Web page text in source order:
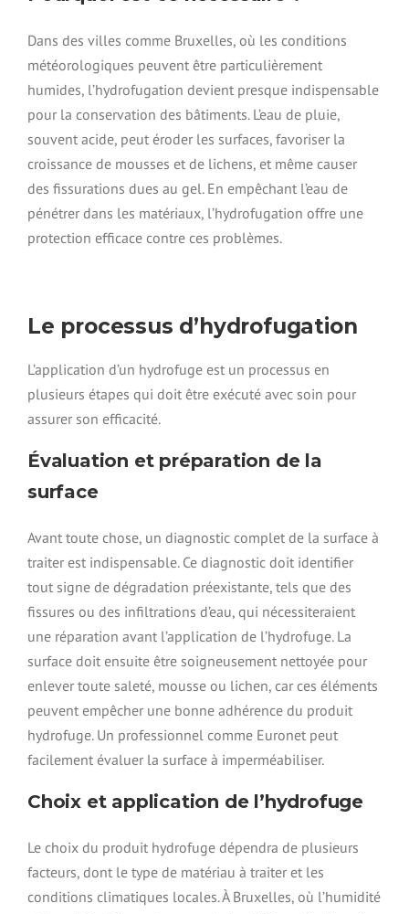
Dans des villes comme Bruxelles, où les conditions
météorologiques peuvent être particulièrement
humides, l’hydrofugation devient presque indispensable
pour la conservation des bâtiments. L’eau de pluie,
souvent acide, peut éroder les surfaces, favoriser la
croissance de mousses et de lichens, et même causer
des fissurations dues au gel. En empêchant l’eau de
pénétrer dans les matériaux, l’hydrofugation offre une
protection efficace contre ces problèmes.
Le processus d’hydrofugation
L’application d’un hydrofuge est un processus en
plusieurs étapes qui doit être exécuté avec soin pour
assurer son efficacité.
Évaluation et préparation de la
surface
Avant toute chose, un diagnostic complet de la surface à
traiter est indispensable. Ce diagnostic doit identifier
tout signe de dégradation préexistante, tels que des
fissures ou des infiltrations d’eau, qui nécessiteraient
une réparation avant l’application de l’hydrofuge. La
surface doit ensuite être soigneusement nettoyée pour
enlever toute saleté, mousse ou lichen, car ces éléments
peuvent empêcher une bonne adhérence du produit
hydrofuge. Un professionnel comme Euronet peut
facilement évaluer la surface à imperméabiliser.
Choix et application de l’hydrofuge
Le choix du produit hydrofuge dépendra de plusieurs
facteurs, dont le type de matériau à traiter et les
conditions climatiques locales. À Bruxelles, où l’humidité